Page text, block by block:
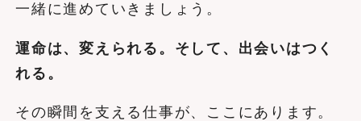
一緒に進めていきましょう。
運命は、変えられる。そして、出会いはつく
れる。
その瞬間を支える仕事が、ここにあります。